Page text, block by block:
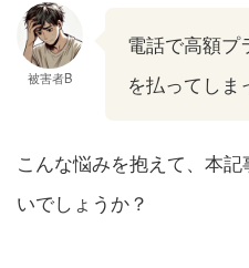
被害者B
電話で高額プ
を払ってし
こんな悩みを抱えて、本
いでしょうか？